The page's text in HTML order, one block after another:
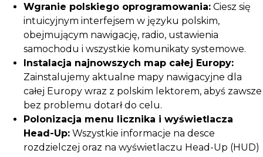
Wgranie polskiego oprogramowania: Ciesz się
intuicyjnym interfejsem w języku polskim,
obejmującym nawigację, radio, ustawienia
samochodu i wszystkie komunikaty systemowe.
Instalacja najnowszych map całej Europy:
Zainstalujemy aktualne mapy nawigacyjne dla
całej Europy wraz z polskim lektorem, abyś zawsze
bez problemu dotarł do celu.
Polonizacja menu licznika i wyświetlacza
Head-Up: Wszystkie informacje na desce
rozdzielczej oraz na wyświetlaczu Head-Up (HUD)